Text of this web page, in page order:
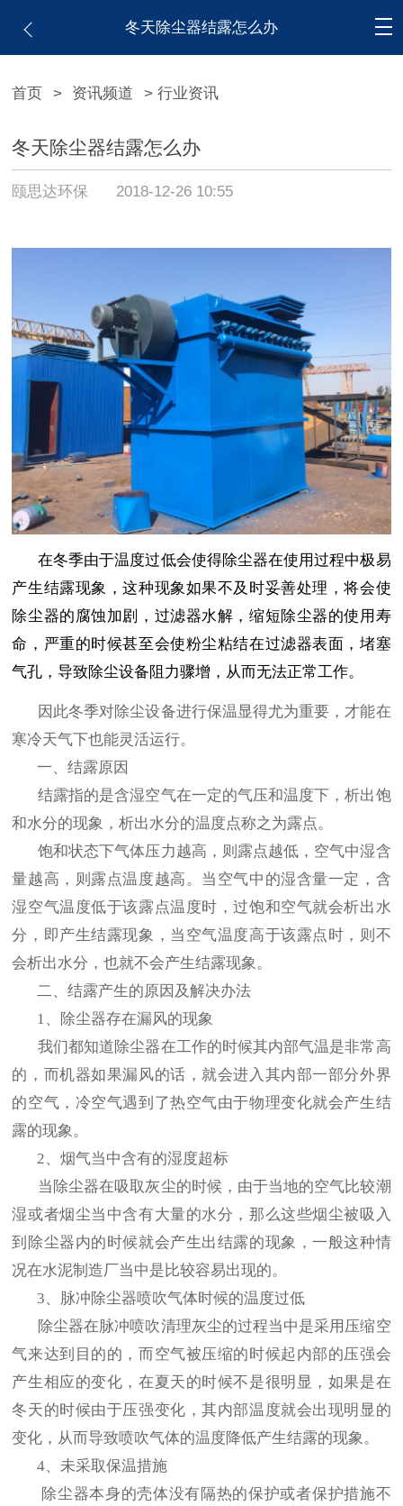
冬天除尘器结露怎么办
首页 > 资讯频道 > 行业资讯
冬天除尘器结露怎么办
颐思达环保 2018-12-26 10:55
在冬季由于温度过低会使得除尘器在使用过程中极易
产生结露现象，这种现象如果不及时妥善处理，将会使
除尘器的腐蚀加剧，过滤器水解，缩短除尘器的使用寿
命，严重的时候甚至会使粉尘粘结在过滤器表面，堵塞
气孔，导致除尘设备阻力骤增，从而无法正常工作。
因此冬季对除尘设备进行保温显得尤为重要，才能在
寒冷天气下也能灵活运行。
一、结露原因
结露指的是含湿空气在一定的气压和温度下，析出饱
和水分的现象，析出水分的温度点称之为露点。
饱和状态下气体压力越高，则露点越低，空气中湿含
量越高，则露点温度越高。当空气中的湿含量一定，含
湿空气温度低于该露点温度时，过饱和空气就会析出水
分，即产生结露现象，当空气温度高于该露点时，则不
会析出水分，也就不会产生结露现象。
二、结露产生的原因及解决办法
1、除尘器存在漏风的现象
我们都知道除尘器在工作的时候其内部气温是非常高
的，而机器如果漏风的话，就会进入其内部一部分外界
的空气，冷空气遇到了热空气由于物理变化就会产生结
露的现象。
2、烟气当中含有的湿度超标
当除尘器在吸取灰尘的时候，由于当地的空气比较潮
湿或者烟尘当中含有大量的水分，那么这些烟尘被吸入
到除尘器内的时候就会产生出结露的现象，一般这种情
况在水泥制造厂当中是比较容易出现的。
3、脉冲除尘器喷吹气体时候的温度过低
除尘器在脉冲喷吹清理灰尘的过程当中是采用压缩空
气来达到目的的，而空气被压缩的时候起内部的压强会
产生相应的变化，在夏天的时候不是很明显，如果是在
冬天的时候由于压强变化，其内部温度就会出现明显的
变化，从而导致喷吹气体的温度降低产生结露的现象。
4、未采取保温措施
除尘器本身的壳体没有隔热的保护或者保护措施不